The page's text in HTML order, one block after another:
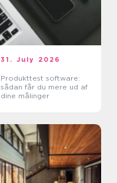
31. July 2026
Produkttest software:
sådan får du mere ud af
dine målinger